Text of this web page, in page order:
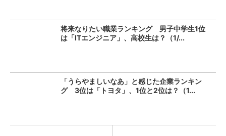
将来なりたい職業ランキング 男子中学生1位
は「ITエンジニア」、高校生は？（1/...
「うらやましいなあ」と感じた企業ランキン
グ 3位は「トヨタ」、1位と2位は？（1...